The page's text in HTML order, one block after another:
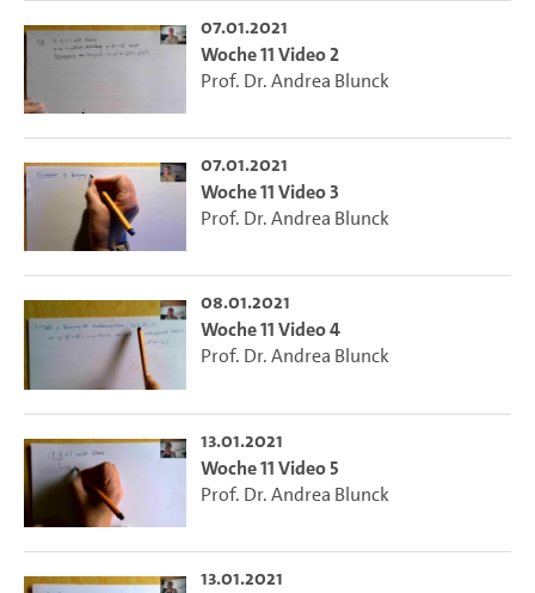
07.01.2021
Woche 11 Video 2
Prof. Dr. Andrea Blunck
07.01.2021
Woche 11 Video 3
Prof. Dr. Andrea Blunck
08.01.2021
Woche 11 Video 4
Prof. Dr. Andrea Blunck
13.01.2021
Woche 11 Video 5
Prof. Dr. Andrea Blunck
13.01.2021